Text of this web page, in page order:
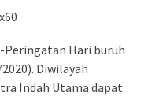
-Peringatan Hari buruh
Diwilayah
Indah Utama dapat